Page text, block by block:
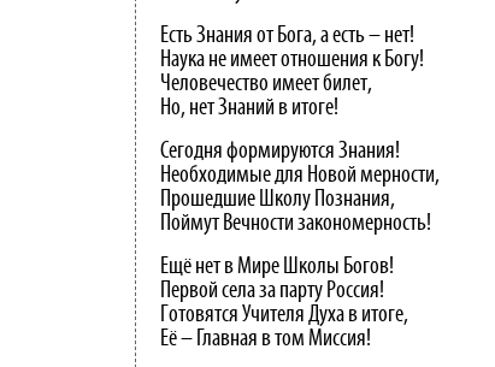
Есть Знания от Бога, а есть – нет!
Наука не имеет отношения к Богу!
Человечество имеет билет,
Но, нет Знаний в итоге!
Сегодня формируются Знания!
Необходимые для Новой мерности,
Прошедшие Школу Познания,
Поймут Вечности закономерность!
Ещё нет в Мире Школы Богов!
Первой села за парту Россия!
Готовятся Учителя Духа в итоге,
Её – Главная в том Миссия!